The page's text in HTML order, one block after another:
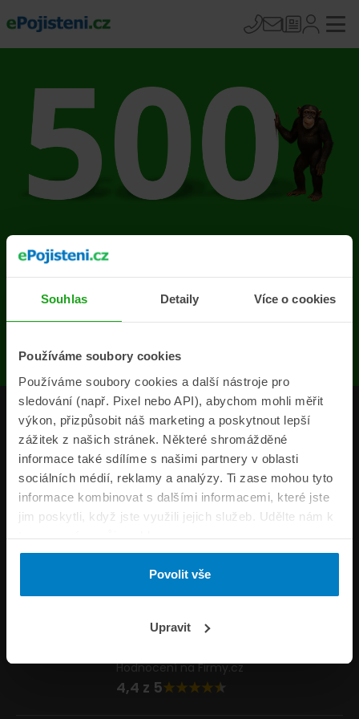
Souhlas Detaily Více o cookies
Používáme soubory cookies
Používáme soubory cookies a další nástroje pro
sledování (např. Pixel nebo API), abychom mohli měřit
výkon, přizpůsobit náš marketing a poskytnout lepší
zážitek z našich stránek. Některé shromážděné
informace také sdílíme s našimi partnery v oblasti
sociálních médií, reklamy a analýzy. Ti zase mohou tyto
informace kombinovat s dalšími informacemi, které jste
jim poskytli, když jste využili jejich služeb. Udělte nám k
tomu prosím svůj souhlas.
Povolit vše
Upravit
Na stránce se vyskytla
chyba
Produkty
Pojišťovny
Informace
ePojisteni.cz
Formuláře
Napište nám
Hodnocení na Firmy.cz
4,4 z 5